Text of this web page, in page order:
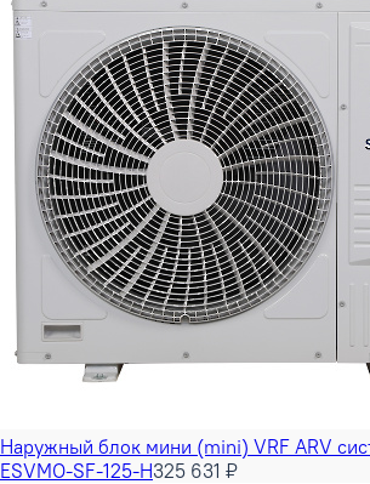
Наружный блок мини (mini) VRF ARV
ESVMO-SF-125-H325 631 ₽